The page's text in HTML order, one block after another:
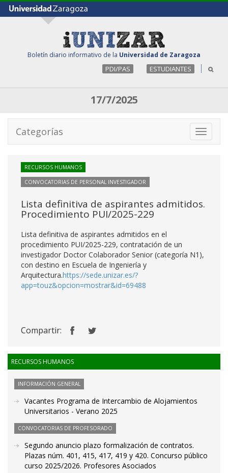
Boletín diario informativo de la Universidad de Zaragoza
PDI/PAS ESTUDIANTES
17/7/2025
Toggle
Categorías
RECURSOS HUMANOS
CONVOCATORIAS DE PERSONAL INVESTIGADOR
Lista definitiva de aspirantes admitidos.
Procedimiento PUI/2025-229
Lista definitiva de aspirantes admitidos en el
procedimiento PUI/2025-229, contratación de un
investigador Doctor Colaborador Senior (categoría N1),
con destino en Escuela de Ingeniería y
Arquitectura.https://sede.unizar.es/?
app=touz&opcion=mostrar&id=69488
Compartir:
RECURSOS HUMANOS
INFORMACIÓN GENERAL
Vacantes Programa de Intercambio de Alojamientos
Universitarios - Verano 2025
CONVOCATORIAS DE PROFESORADO
Segundo anuncio plazo formalización de contratos.
Plazas núm. 401, 415, 417, 419 y 420. Concurso público
curso 2025/2026. Profesores Asociados